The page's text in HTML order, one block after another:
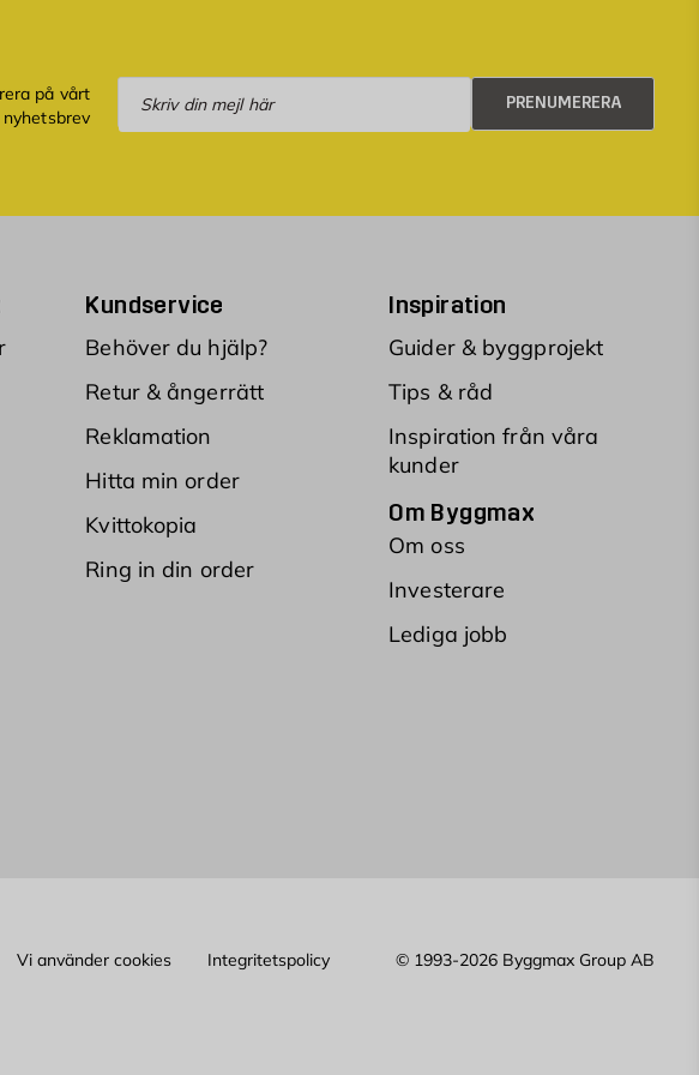
på vårt
nyhetsbrev
Prenumerera
PRENUMERERA
Kundservice
Behöver du hjälp?
Retur & ångerrätt
Reklamation
Hitta min order
Kvittokopia
Ring in din order
Inspiration
Guider & byggprojekt
Tips & råd
Inspiration från våra
kunder
Om Byggmax
Om oss
Investerare
Lediga jobb
Vi använder cookies Integritetspolicy © 1993-2026 Byggmax Group AB